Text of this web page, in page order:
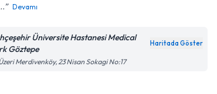
Devamı
Üniversite Hastanesi Medical
Göztepe
Haritada Göster
Merdivenköy, 23 Nisan Sokagi No:17